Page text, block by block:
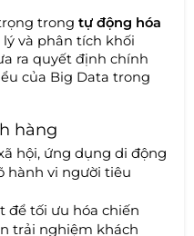
trongtự động hóa
và phân tích khối
ra quyết định chính
của Big Data trong
hàng
hội, ứng dụng di động
hành vi người tiêu
để tối ưu hóa chiến
trải nghiệm khách